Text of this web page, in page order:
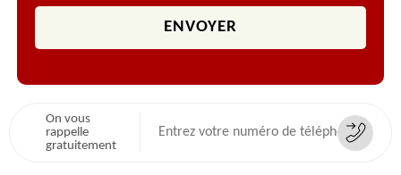
On vous
rappelle
gratuitement